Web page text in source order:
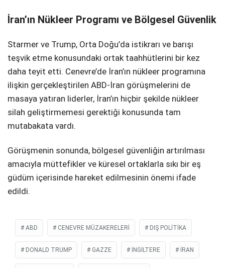
İran’ın Nükleer Programı ve Bölgesel Güvenlik
Starmer ve Trump, Orta Doğu’da istikrarı ve barışı
teşvik etme konusundaki ortak taahhütlerini bir kez
daha teyit etti. Cenevre’de İran’ın nükleer programına
ilişkin gerçekleştirilen ABD-İran görüşmelerini de
masaya yatıran liderler, İran’ın hiçbir şekilde nükleer
silah geliştirmemesi gerektiği konusunda tam
mutabakata vardı.
Görüşmenin sonunda, bölgesel güvenliğin artırılması
amacıyla müttefikler ve küresel ortaklarla sıkı bir eş
güdüm içerisinde hareket edilmesinin önemi ifade
edildi.
ABD CENEVRE MÜZAKERELERI DIŞ POLİTİKA
DONALD TRUMP GAZZE İNGILTERE İRAN